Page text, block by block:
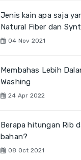
Jenis kain apa saja
Natural Fiber dan
04 Nov 2021
Membahas Lebih
Washing
24 Apr 2022
Berapa hitungan Rib
bahan?
08 Oct 2021